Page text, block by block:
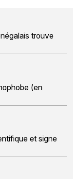
trouve
(en
et signe